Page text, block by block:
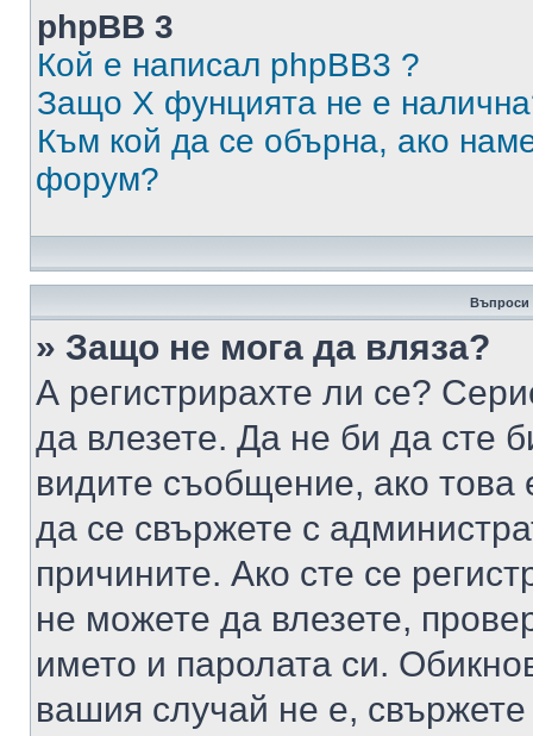
phpBB 3
Кой е написал phpBB3 ?
Защо X фунцията не е
Към кой да се обърна, ако
форум?
Въпроси
» Защо не мога да вляза?
А регистрирахте ли се?
да влезете. Да не би да сте
видите съобщение, ако това
да се свържете с
причините. Ако сте се
не можете да влезете,
името и паролата си.
вашия случай не е,